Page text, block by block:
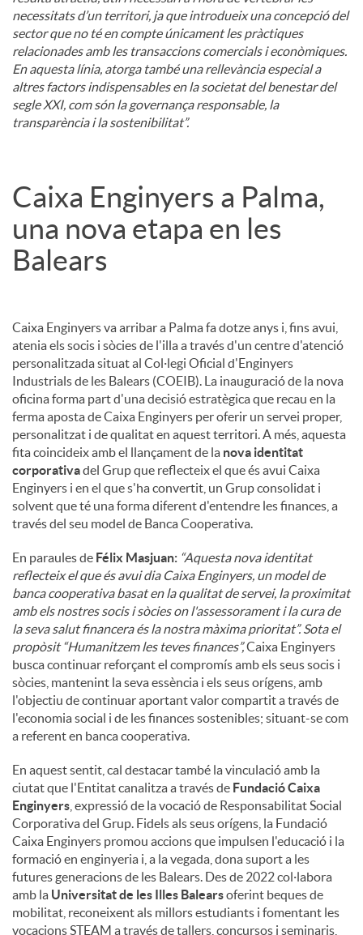
necessitats d’un territori, ja que introdueix una concepció del
sector que no té en compte únicament les pràctiques
relacionades amb les transaccions comercials i econòmiques.
En aquesta línia, atorga també una rellevància especial a
altres factors indispensables en la societat del benestar del
segle XXI, com són la governança responsable, la
transparència i la sostenibilitat”.
Caixa Enginyers a Palma,
una nova etapa en les
Balears
Caixa Enginyers va arribar a Palma fa dotze anys i, fins avui,
atenia els socis i sòcies de l'illa a través d'un centre d'atenció
personalitzada situat al Col·legi Oficial d'Enginyers
Industrials de les Balears (COEIB). La inauguració de la nova
oficina forma part d'una decisió estratègica que recau en la
ferma aposta de Caixa Enginyers per oferir un servei proper,
personalitzat i de qualitat en aquest territori. A més, aquesta
fita coincideix amb el llançament de la nova identitat
corporativadel Grup que reflecteix el que és avui Caixa
Enginyers i en el que s'ha convertit, un Grup consolidat i
solvent que té una forma diferent d'entendre les finances, a
través del seu model de Banca Cooperativa.
En paraules de Félix Masjuan: “Aquesta nova identitat
reflecteix el que és avui dia Caixa Enginyers, un model de
banca cooperativa basat en la qualitat de servei, la proximitat
amb els nostres socis i sòcies on l'assessorament i la cura de
la seva salut financera és la nostra màxima prioritat”. Sota el
propòsit “Humanitzem les teves finances”,Caixa Enginyers
busca continuar reforçant el compromís amb els seus socis i
sòcies, mantenint la seva essència i els seus orígens, amb
l'objectiu de continuar aportant valor compartit a través de
l'economia social i de les finances sostenibles; situant-se com
a referent en banca cooperativa.
En aquest sentit, cal destacar també la vinculació amb la
ciutat que l'Entitat canalitza a través de Fundació Caixa
Enginyers , expressió de la vocació de Responsabilitat Social
Corporativa del Grup. Fidels als seus orígens, la Fundació
Caixa Enginyers promou accions que impulsen l'educació i la
formació en enginyeria i, a la vegada, dona suport a les
futures generacions de les Balears. Des de 2022 col·labora
amb la Universitat de les Illes Balearsoferint beques de
mobilitat, reconeixent als millors estudiants i fomentant les
vocacions STEAM a través de tallers, concursos i seminaris,